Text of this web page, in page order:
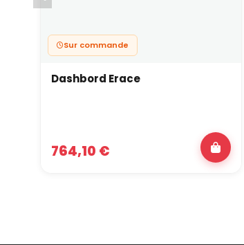
Sur commande
Dashbord Erace
764,10 €